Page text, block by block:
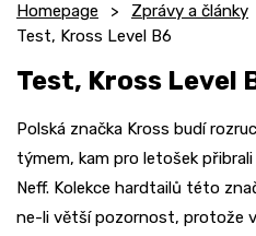
Homepage Zprávy a články
Test, Kross Level B6
Test, Kross Level
Polská značka Kross budí
týmem, kam pro letošek
Neff. Kolekce hardtailů této
ne-li větší pozornost, protože